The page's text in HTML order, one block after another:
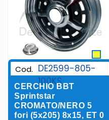
Cod. DE2599-805-
100KS
CERCHIO BBT
Sprintstar
CROMATO/NERO 5
fori (5x205) 8x15, ET 0